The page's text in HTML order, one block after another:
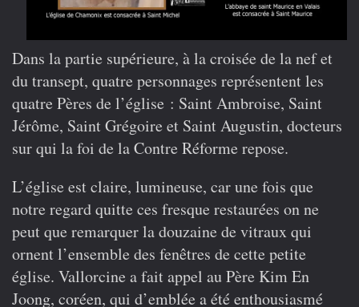
Dans la partie supérieure, à la croisée de la nef et
du transept, quatre personnages représentent les
quatre Pères de l’église : Saint Ambroise, Saint
Jérôme, Saint Grégoire et Saint Augustin, docteurs
sur qui la foi de la Contre Réforme repose.
L’église est claire, lumineuse, car une fois que
notre regard quitte ces fresque restaurées on ne
peut que remarquer la douzaine de vitraux qui
ornent l’ensemble des fenêtres de cette petite
église. Vallorcine a fait appel au Père Kim En
Joong, coréen, qui d’emblée a été enthousiasmé